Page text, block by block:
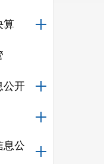
算
公开
息公